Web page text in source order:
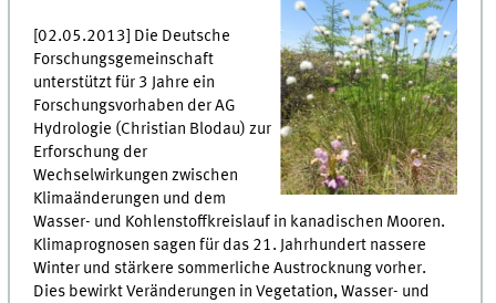
[02.05.2013] Die Deutsche
Forschungsgemeinschaft
unterstützt für 3 Jahre ein
Forschungsvorhaben der AG
Hydrologie (Christian Blodau) zur
Erforschung der
Wechselwirkungen zwischen
Klimaänderungen und dem
Wasser- und Kohlenstoffkreislauf in kanadischen Mooren.
Klimaprognosen sagen für das 21. Jahrhundert nassere
Winter und stärkere sommerliche Austrocknung vorher.
Dies bewirkt Veränderungen in Vegetation, Wasser- und